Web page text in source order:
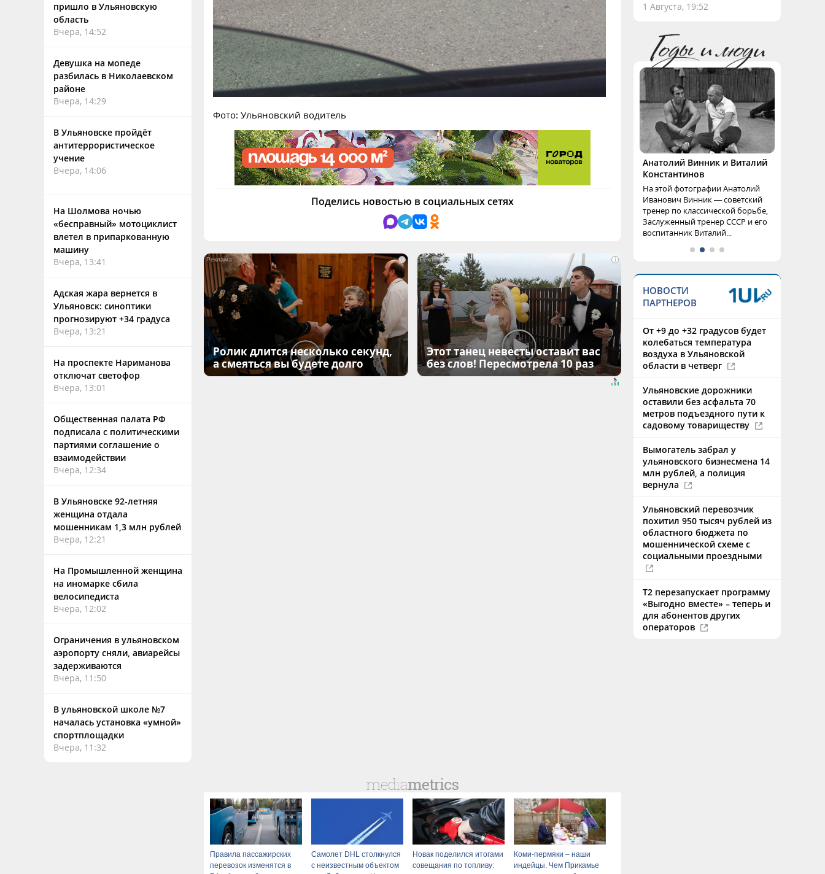
пришло в Ульяновскую
область
Вчера, 14:52
Девушка на мопеде
разбилась в Николаевском
районе
Вчера, 14:29
В Ульяновске пройдёт
антитеррористическое
учение
Вчера, 14:06
На Шолмова ночью
«бесправный» мотоциклист
влетел в припаркованную
машину
Вчера, 13:41
Адская жара вернется в
Ульяновск: синоптики
прогнозируют +34 градуса
Вчера, 13:21
На проспекте Нариманова
отключат светофор
Вчера, 13:01
Общественная палата РФ
подписала с политическими
партиями соглашение о
взаимодействии
Вчера, 12:34
В Ульяновске 92-летняя
женщина отдала
мошенникам 1,3 млн рублей
Вчера, 12:21
На Промышленной женщина
на иномарке сбила
велосипедиста
Вчера, 12:02
Ограничения в ульяновском
аэропорту сняли, авиарейсы
задерживаются
Вчера, 11:50
В ульяновской школе №7
началась установка «умной»
спортплощадки
Вчера, 11:32
Фото: Ульяновский водитель
Поделись новостью в социальных сетях
i
Ролик длится несколько секунд,
а смеяться вы будете долго
i
Этот танец невесты оставит вас
без слов! Пересмотрела 10 раз
Правила пассажирских
перевозок изменятся в
Самолет DHL столкнулся
с неизвестным объектом
Новак поделился итогами
совещания по топливу:
Коми-пермяки – наши
индейцы. Чем Прикамье
1 Августа, 19:52
Анатолий Винник и Виталий
Константинов
На этой фотографии Анатолий
Иванович Винник — советский
тренер по классической борьбе,
Заслуженный тренер СССР и его
воспитанник Виталий...
НОВОСТИ
ПАРТНЕРОВ
От +9 до +32 градусов будет
колебаться температура
воздуха в Ульяновской
области в четверг
Ульяновские дорожники
оставили без асфальта 70
метров подъездного пути к
садовому товариществу
Вымогатель забрал у
ульяновского бизнесмена 14
млн рублей, а полиция
вернула
Ульяновский перевозчик
похитил 950 тысяч рублей из
областного бюджета по
мошеннической схеме с
социальными проездными
Т2 перезапускает программу
«Выгодно вместе» – теперь и
для абонентов других
операторов